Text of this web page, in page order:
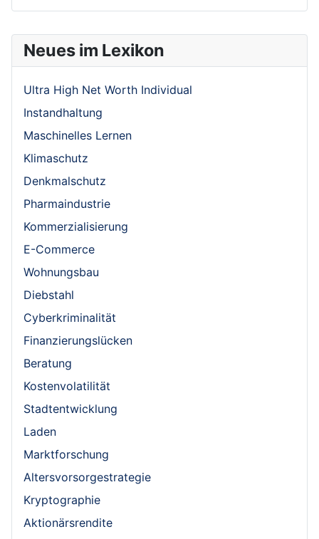
Neues im Lexikon
Ultra High Net Worth Individual
Instandhaltung
Maschinelles Lernen
Klimaschutz
Denkmalschutz
Pharmaindustrie
Kommerzialisierung
E-Commerce
Wohnungsbau
Diebstahl
Cyberkriminalität
Finanzierungslücken
Beratung
Kostenvolatilität
Stadtentwicklung
Laden
Marktforschung
Altersvorsorgestrategie
Kryptographie
Aktionärsrendite